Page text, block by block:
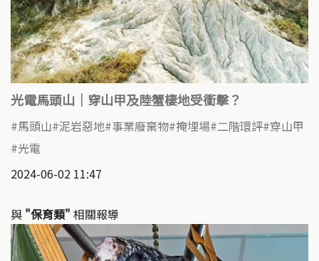
光電馬頭山｜穿山甲及陸蟹棲地受衝擊？
馬頭山 泥岩惡地 事業廢棄物 掩埋場 二階環評 穿山甲
光電
2024-06-02 11:47
與 "保育類" 相關報導